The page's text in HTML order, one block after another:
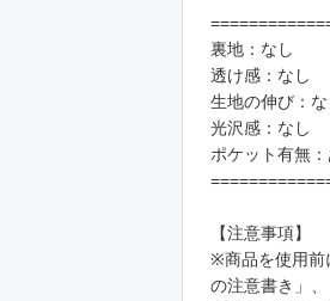
裏地：なし
透け感：なし
生地の伸び：な
光沢感：なし
ポケット有無：
【注意事項】
※商品を使用前
の注意書き」